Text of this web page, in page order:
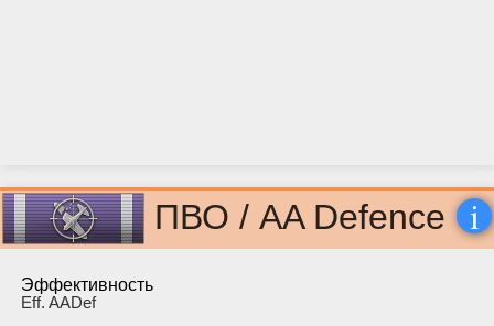
ПВО / AA Defence i
Эффективность
Eff. AADef